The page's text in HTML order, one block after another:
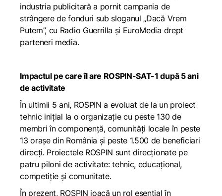
industria publicitară a pornit campania de
strângere de fonduri sub sloganul „Dacă Vrem
Putem”, cu Radio Guerrilla și EuroMedia drept
parteneri media.
Impactul pe care îl are ROSPIN-SAT-1 după 5 ani
de activitate
În ultimii 5 ani, ROSPIN a evoluat de la un proiect
tehnic inițial la o organizație cu peste 130 de
membri în componență, comunități locale în peste
13 orașe din România și peste 1.500 de beneficiari
direcți. Proiectele ROSPIN sunt direcționate pe
patru piloni de activitate: tehnic, educațional,
competiție și comunitate.
În prezent, ROSPIN joacă un rol esențial în